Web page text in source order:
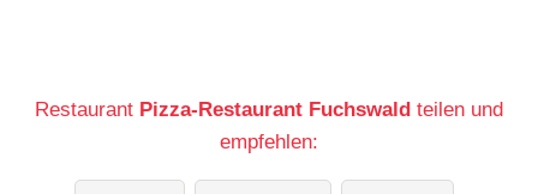
Restaurant Pizza-Restaurant Fuchswald teilen und
empfehlen: